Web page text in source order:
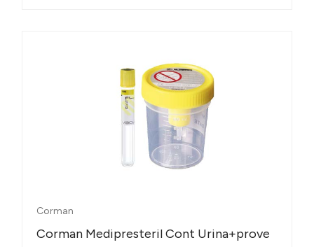
Corman
Corman Medipresteril Cont Urina+prove